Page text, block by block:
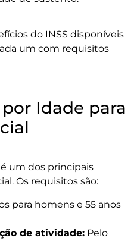
do INSS disponíveis
um com requisitos
Idade para
um dos principais
Os requisitos são:
para homens e 55 anos
de atividade: Pelo